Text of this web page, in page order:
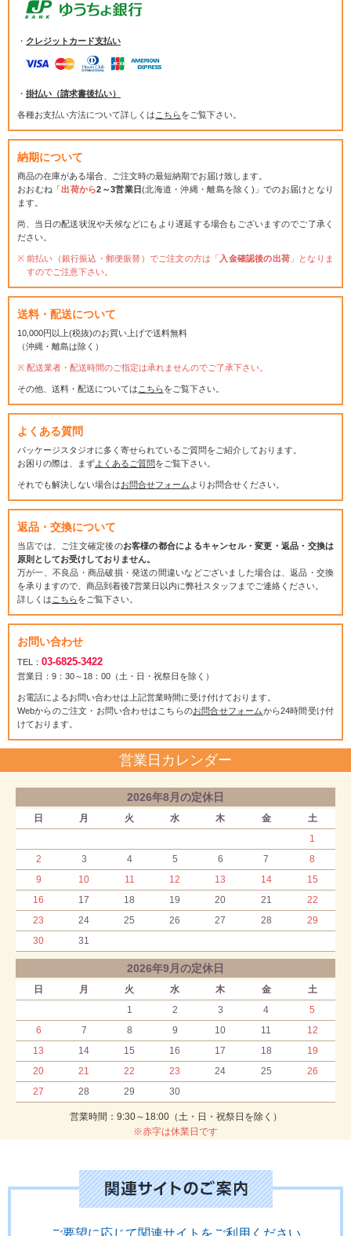
・ クレジットカード支払い
・ 掛払い（請求書後払い）
各種お支払い方法について詳しくは こちらをご覧下さい。
納期について
商品の在庫がある場合、ご注文時の最短納期でお届け致します。
おおむね「出荷から2～3営業日(北海道・沖縄・離島を除く)」でのお届けとなり
ます。
尚、当日の配送状況や天候などにもより遅延する場合もございますのでご了承く
ださい。
前払い（銀行振込・郵便振替）でご注文の方は「 入金確認後の出荷 」となりま
すのでご注意下さい。
送料・配送について
10,000円以上(税抜)のお買い上げで送料無料
（沖縄・離島は除く）
配送業者・配送時間のご指定は承れませんのでご了承下さい。
その他、送料・配送については こちらをご覧下さい。
よくある質問
パッケージスタジオに多く寄せられているご質問をご紹介しております。
お困りの際は、まずよくあるご質問をご覧下さい。
それでも解決しない場合はお問合せフォーム よりお問合せください。
返品・交換について
当店では、ご注文確定後のお客様の都合によるキャンセル・変更・返品・交換は
原則としてお受けしておりません。
万が一、不良品・商品破損・発送の間違いなどございました場合は、返品・交換
を承りますので、商品到着後7営業日以内に弊社スタッフまでご連絡ください。
詳しくは こちらをご覧下さい。
お問い合わせ
TEL： 03-6825-3422
営業日：9：30～18：00（土・日・祝祭日を除く）
お電話によるお問い合わせは上記営業時間に受け付けております。
Webからのご注文・お問い合わせはこちらのお問合せフォームから24時間受け付
けております。
営業日カレンダー
2026年8月の定休日
日 月 火 水 木 金
土
1
2
3 4 5 6 7
8
9
10 11 12 13 14
15
16
17 18 19 20 21
22
23
24 25 26 27 28
29
30
31
2026年9月の定休日
日 月 火 水 木 金
土
1
2 3 4
5
6
7 8 9 10 11
12
13
14 15 16 17 18
19
20
21 22 23 24 25
26
27
28 29 30
営業時間：9:30～18:00（土・日・祝祭日を除く）
※赤字は休業日です
ご要望に応じて関連サイトをご利用ください